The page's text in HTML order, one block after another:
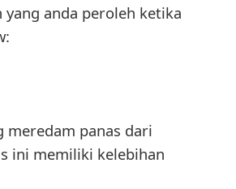
anda peroleh ketika
meredam panas dari
ini memiliki kelebihan